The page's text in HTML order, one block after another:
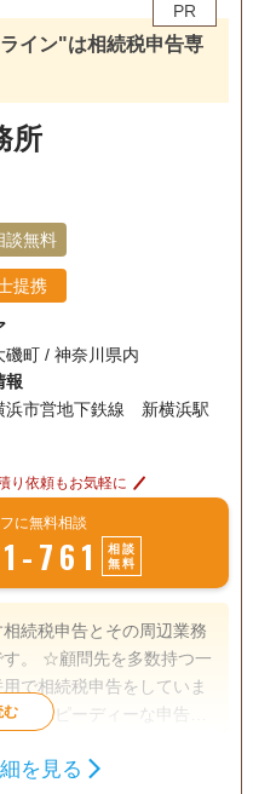
PR
イン"は相続税申告専
所
談無料
提携
磯町 / 神奈川県内
報
浜市営地下鉄線 新横浜駅
り依頼もお気軽に
に無料相談
761
相談
無料
続税申告とその周辺業務
す。 ☆顧問先を多数持つ一
で相続税申告をしていま
、スピーディーな申告を
けでなく、金融・保険の
を見る